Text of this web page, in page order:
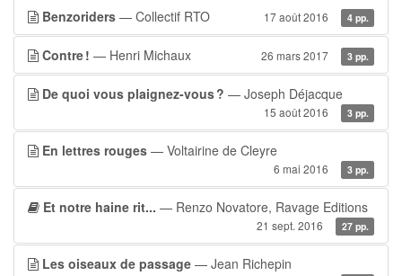
Benzoriders — Collectif RTO 17 août 2016 4 pp.
Contre ! — Henri Michaux 26 mars 2017 3 pp.
De quoi vous plaignez-vous ? — Joseph Déjacque
15 août 2016 3 pp.
En lettres rouges — Voltairine de Cleyre
6 mai 2016 3 pp.
Et notre haine rit... — Renzo Novatore, Ravage Editions
21 sept. 2016 27 pp.
Les oiseaux de passage — Jean Richepin